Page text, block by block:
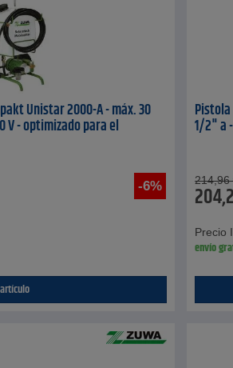
Unistar 2000-A - máx. 30
V - optimizado para el
-6%
1/2" a
214,96
Precio
envío